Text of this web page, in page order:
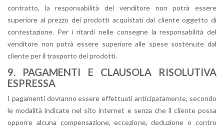
contratto, la responsabilità del venditore non potrà essere
superiore al prezzo dei prodotti acquistati dal cliente oggetto di
contestazione. Per i ritardi nelle consegne la responsabilità del
venditore non potrà essere superiore alle spese sostenute dal
cliente per il trasporto dei prodotti.
9. PAGAMENTI E CLAUSOLA RISOLUTIVA
ESPRESSA
I pagamenti dovranno essere effettuati anticipatamente, secondo
le modalità indicate nel sito internet e senza che il cliente possa
opporre alcuna compensazione, eccezione, deduzione o contro